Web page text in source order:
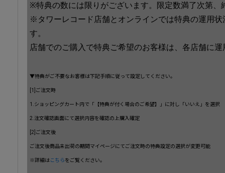
※特典の数には限りがございます。限定数満了次第、
※タワーレコード店舗とオンラインでは特典の運用
す。
店舗でのご購入で特典ご希望のお客様は、各店舗に
▼特典がご不要なお客様は下記手順に従って設定してください。
[1]ご注文時
1.ショッピングカート内で「【特典が付く場合のご希望】」に対し「いいえ」を選択
2.注文確認画面にて選択内容を確認の上購入確定
[2]ご注文後
ご注文後商品未出荷の期間マイページにてご注文時の特典設定の選択が変更可能
※詳細はこちらをご覧ください。